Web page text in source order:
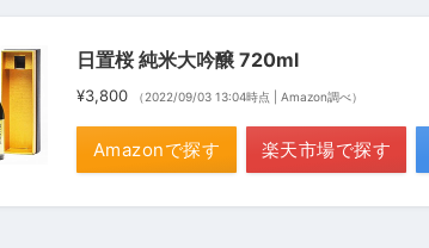
日置桜 純米大吟醸 720ml
¥3,800 （2022/09/03 13:04時点 | Amazon調べ）
Amazonで探す 楽天市場で探す